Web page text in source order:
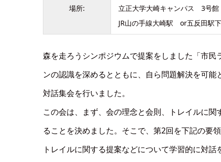
場所:
立正大学大崎キャンパス 3号
JR山の手線大崎駅 or五反田駅
森を走ろうシンポジウムで提案をしました「市
ンの認識を深めるとともに、自ら問題解決を可
対話集会を行いました。
この会は、まず、会の理念と会則、トレイルに
ることを決めました。そこで、第2回を下記の要
トレイルに関する提案などについて学習的に対